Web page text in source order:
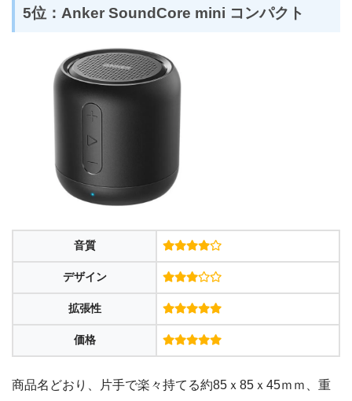
5位：Anker SoundCore mini コンパクト
音質
デザイン
拡張性
価格
商品名どおり、片手で楽々持てる約85ｘ85ｘ45ｍｍ、重